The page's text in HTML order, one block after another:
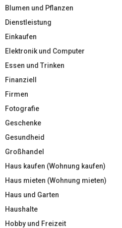
Blumen und Pflanzen
Dienstleistung
Einkaufen
Elektronik und Computer
Essen und Trinken
Finanziell
Firmen
Fotografie
Geschenke
Gesundheid
Großhandel
Haus kaufen (Wohnung kaufen)
Haus mieten (Wohnung mieten)
Haus und Garten
Haushalte
Hobby und Freizeit